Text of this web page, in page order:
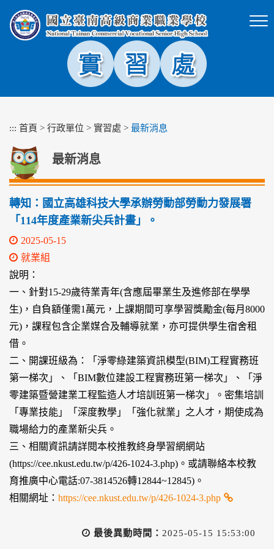
塊
::: 首頁 > 行政單位 > 實習處 > 最新消息
最新消息
轉知：國立高雄科技大學承辦勞動部勞動力發展署
「114年度產業新尖兵計畫」。
2025-05-15
就業組
說明：
一、針對15-29歲待業青年(含應屆畢業生及進修部在學學
生)，自負額僅需1萬元，上課期間可享學習獎勵金(每月8000
元)，課程包含企業媒合及輔導就業，亦可提供學生宿舍租
借。
二、開課班級為：「淨零綠建築資訊模型(BIM)工程實務班
第一梯次」、「BIM數位建設工程實務班第一梯次」、「淨
零建築暨營建業工程監造人才培訓班第一梯次」。密集培訓
「專業技能」「深度教學」「強化就業」之人才，期使成為
職場給力的產業新尖兵。
三、相關資訊請詳閱本校推教終身學習網網站
(https://cee.nkust.edu.tw/p/426-1024-3.php)。或請聯絡本校教
育推廣中心電話:07-3814526轉12844~12845)。
相關網址： https://cee.nkust.edu.tw/p/426-1024-3.php
最後異動時間： 2025-05-15 15:53:00